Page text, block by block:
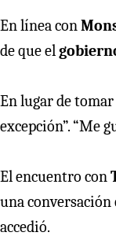
En línea con
de que el
En lugar de
excepción”. “Me
El encuentro con
una conversación
accedió.